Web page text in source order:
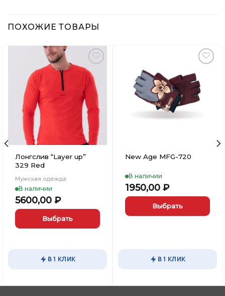
ПОХОЖИЕ ТОВАРЫ
Добавить
в
Вишлист
Лонгслив “Layer up”
329 Red
Мужская одежда
В наличии
5600,00 ₽
Выбрать
несколько
Опции
В 1 КЛИК
Добавить
в
Вишлист
New Age MFG-720
В наличии
1950,00 ₽
Выбрать
вариаций.В 1 КЛИК